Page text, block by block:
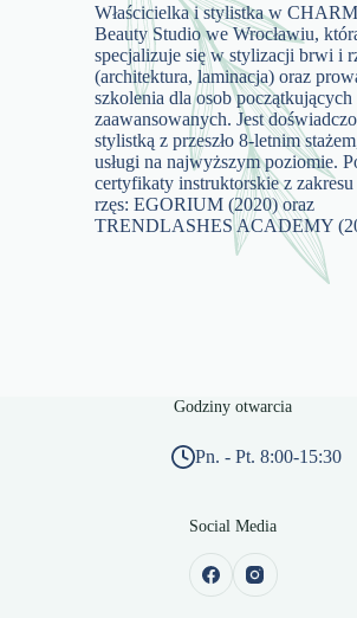
Właścicielka i stylistka w
Beauty Studio we Wrocławiu,
specjalizuje się w stylizacji brwi i
(architektura, laminacja) oraz
szkolenia dla osob początkujących
zaawansowanych. Jest
stylistką z przeszło 8-letnim
usługi na najwyższym poziomie.
certyfikaty instruktorskie z
rzęs: EGORIUM (2020) oraz
TRENDLASHES ACADEMY
Godziny otwarcia
Pn. - Pt. 8:00-15:30
Social Media